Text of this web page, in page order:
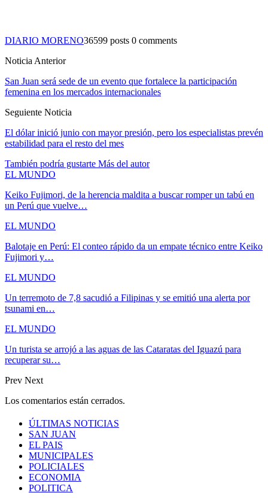
DIARIO MORENO36599 posts 0 comments
Noticia Anterior
San Juan será sede de un evento que fortalece la participación
femenina en los mercados internacionales
Seguiente Noticia
El dólar inició junio con mayor presión, pero los especialistas prevén
estabilidad para el resto del mes
También podría gustarte Más del autor
EL MUNDO
Keiko Fujimori, de la herencia maldita a buscar romper un tabú en
un Perú que vuelve…
EL MUNDO
Balotaje en Perú: El conteo rápido da un empate técnico entre Keiko
Fujimori y…
EL MUNDO
Un terremoto de 7,8 sacudió a Filipinas y se emitió una alerta por
tsunami en…
EL MUNDO
Un turista se arrojó a las aguas de las Cataratas del Iguazú para
recuperar su…
Prev Next
Los comentarios están cerrados.
ÚLTIMAS NOTICIAS
SAN JUAN
EL PAIS
MUNICIPALES
POLICIALES
ECONOMIA
POLITICA